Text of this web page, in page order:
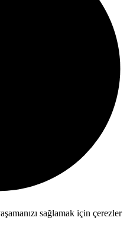
sağlamak için çerezler